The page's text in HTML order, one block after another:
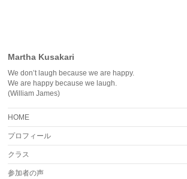
Martha Kusakari
We don’t laugh because we are happy.
We are happy because we laugh.
(William James)
HOME
プロフィール
クラス
参加者の声